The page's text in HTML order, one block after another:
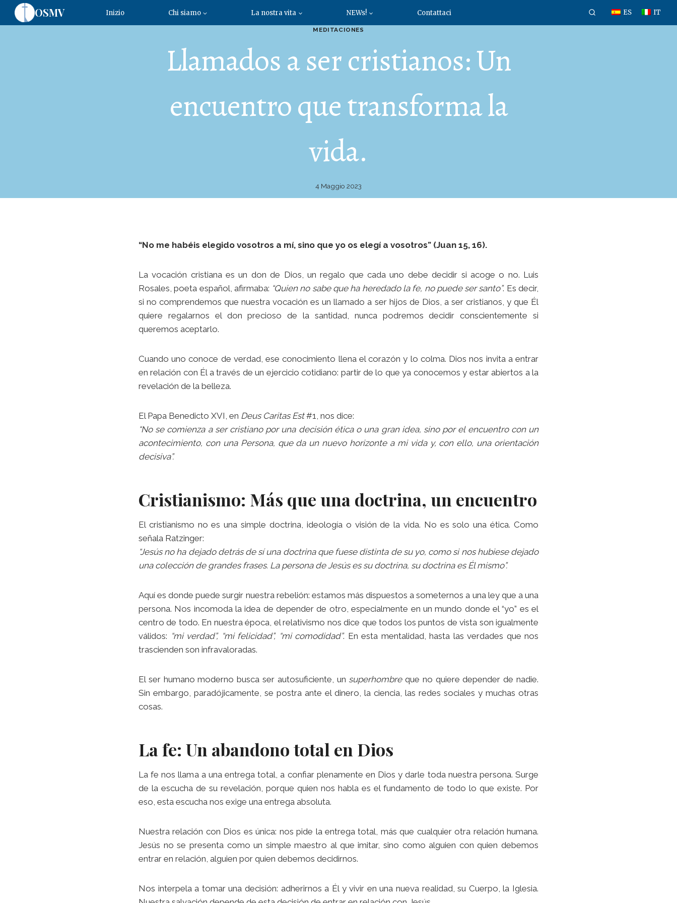
OSMV Inizio Chi siamo La nostra vita NEWs! Contattaci ES IT
MEDITACIONES
Llamados a ser cristianos: Un
encuentro que transforma la
vida.
4 Maggio 2023
“No me habéis elegido vosotros a mí, sino que yo os elegí a vosotros” (Juan 15, 16).
La vocación cristiana es un don de Dios, un regalo que cada uno debe decidir si acoge o no. Luis
Rosales, poeta español, afirmaba: “Quien no sabe que ha heredado la fe, no puede ser santo”. Es decir,
si no comprendemos que nuestra vocación es un llamado a ser hijos de Dios, a ser cristianos, y que Él
quiere regalarnos el don precioso de la santidad, nunca podremos decidir conscientemente si
queremos aceptarlo.
Cuando uno conoce de verdad, ese conocimiento llena el corazón y lo colma. Dios nos invita a entrar
en relación con Él a través de un ejercicio cotidiano: partir de lo que ya conocemos y estar abiertos a la
revelación de la belleza.
El Papa Benedicto XVI, en Deus Caritas Est#1, nos dice:
“No se comienza a ser cristiano por una decisión ética o una gran idea, sino por el encuentro con un
acontecimiento, con una Persona, que da un nuevo horizonte a mi vida y, con ello, una orientación
decisiva”.
Cristianismo: Más que una doctrina, un encuentro
El cristianismo no es una simple doctrina, ideología o visión de la vida. No es solo una ética. Como
señala Ratzinger:
“Jesús no ha dejado detrás de sí una doctrina que fuese distinta de su yo, como si nos hubiese dejado
una colección de grandes frases. La persona de Jesús es su doctrina, su doctrina es Él mismo”.
Aquí es donde puede surgir nuestra rebelión: estamos más dispuestos a someternos a una ley que a una
persona. Nos incomoda la idea de depender de otro, especialmente en un mundo donde el “yo” es el
centro de todo. En nuestra época, el relativismo nos dice que todos los puntos de vista son igualmente
válidos: “mi verdad”, “mi felicidad”, “mi comodidad”. En esta mentalidad, hasta las verdades que nos
trascienden son infravaloradas.
El ser humano moderno busca ser autosuficiente, un superhombreque no quiere depender de nadie.
Sin embargo, paradójicamente, se postra ante el dinero, la ciencia, las redes sociales y muchas otras
cosas.
La fe: Un abandono total en Dios
La fe nos llama a una entrega total, a confiar plenamente en Dios y darle toda nuestra persona. Surge
de la escucha de su revelación, porque quien nos habla es el fundamento de todo lo que existe. Por
eso, esta escucha nos exige una entrega absoluta.
Nuestra relación con Dios es única: nos pide la entrega total, más que cualquier otra relación humana.
Jesús no se presenta como un simple maestro al que imitar, sino como alguien con quien debemos
entrar en relación, alguien por quien debemos decidirnos.
Nos interpela a tomar una decisión: adherirnos a Él y vivir en una nueva realidad, su Cuerpo, la Iglesia.